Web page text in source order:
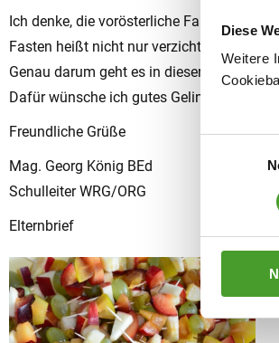
Diese
Weitere
Ich denke, die vorösterliche Fastenzeit ist
Fasten heißt nicht nur verzichten. Die
Genau darum geht es in dieser Woche für
Dafür wünsche ich gutes Gelingen.
Freundliche Grüße
Mag. Georg König BEd
Schulleiter WRG/ORG
Elternbrief